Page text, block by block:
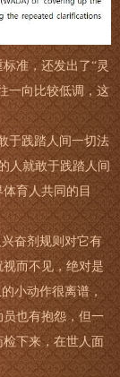
准，还发出了“灵
一向比较低调，这
于践踏人间一切法
人就敢于践踏人间
育人共同的目
奋剂规则对它有
而不见，绝对是
小动作很离谱，
也有抱怨，但一
下来，在世人面